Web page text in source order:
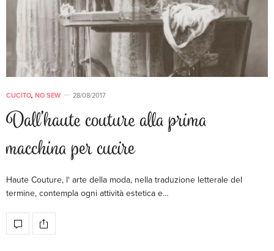
CUCITO, NO SEW 28/08/2017
Dall’haute couture alla prima
macchina per cucire
Haute Couture, l‘ arte della moda, nella traduzione letterale del
termine, contempla ogni attività estetica e…